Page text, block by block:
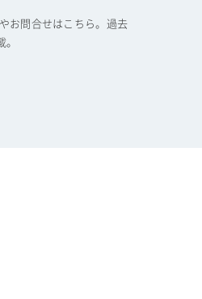
お問合せはこちら。過去